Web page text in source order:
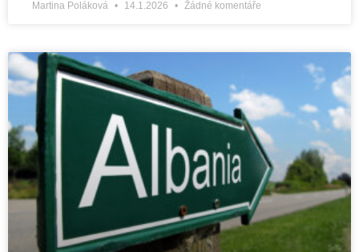
Martina Poláková 14.1.2026 Žádné komentáře